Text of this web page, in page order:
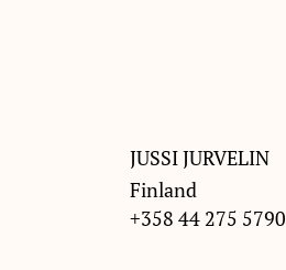
JUSSI JURVELIN
Finland
+358 44 275 5790